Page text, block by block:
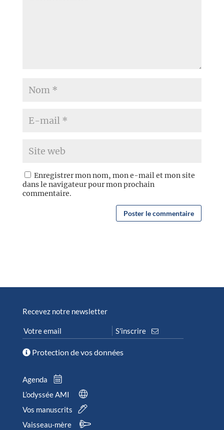
Enregistrer mon nom, mon e-mail et mon site
dans le navigateur pour mon prochain
commentaire.
Recevez notre newsletter
Protection de vos données
Agenda
L’odyssée AMI
Vos manuscrits
Vaisseau-mère